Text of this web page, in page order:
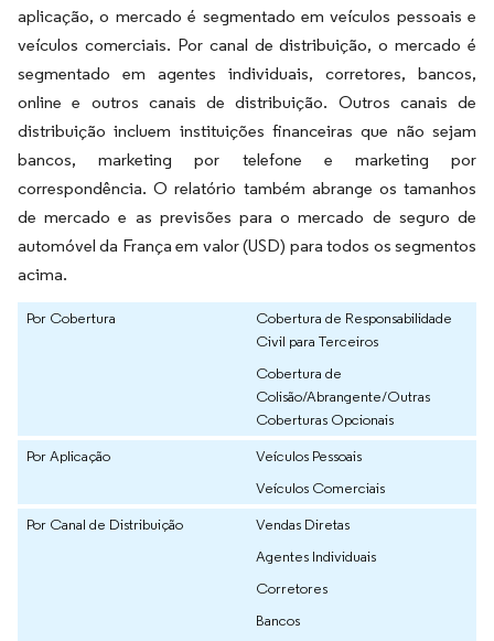
aplicação, o mercado é segmentado em veículos pessoais e
veículos comerciais. Por canal de distribuição, o mercado é
segmentado em agentes individuais, corretores, bancos,
online e outros canais de distribuição. Outros canais de
distribuição incluem instituições financeiras que não sejam
bancos, marketing por telefone e marketing por
correspondência. O relatório também abrange os tamanhos
de mercado e as previsões para o mercado de seguro de
automóvel da França em valor (USD) para todos os segmentos
acima.
Por Cobertura
Cobertura de Responsabilidade
Civil para Terceiros
Cobertura de
Colisão/Abrangente/Outras
Coberturas Opcionais
Por Aplicação
Veículos Pessoais
Veículos Comerciais
Por Canal de Distribuição
Vendas Diretas
Agentes Individuais
Corretores
Bancos